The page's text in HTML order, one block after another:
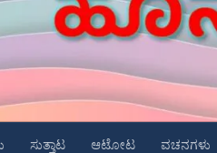
ಸುತ್ತಾಟ ಆಟೋಟ ವಚನಗಳು